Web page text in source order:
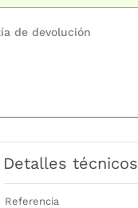
de devolución
Detalles técnicos
Referencia